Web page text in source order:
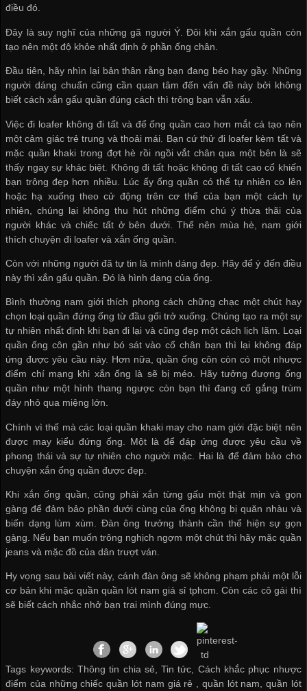
điều đó.
Đây là suy nghĩ của những gã người Ý. Đôi khi xắn gấu quần còn
tạo nên một độ khỏe nhất định ở phần ống chân.
Đầu tiên, hãy nhìn lại bản thân rằng bạn đang béo hay gầy. Những
người dáng chuẩn cũng cần quan tâm đến vấn đề này bởi không
biết cách xắn gấu quần đúng cách thì trông bạn vẫn xấu.
Việc đi loafer không đi tất và để ống quần cao hơn mắt cá tạo nên
một cảm giác trẻ trung và thoải mái. Bạn cứ thử đi loafer kèm tất và
mặc quần khaki trong đợt hè rồi ngồi vắt chân qua một bên là sẽ
thấy ngay sự khác biệt. Không đi tất hoặc không đi tất cao cổ khiến
bạn trông đẹp hơn nhiều. Lúc ấy ống quần có thể tự nhiên co lên
hoặc hạ xuống theo cử động trên cơ thể của bạn một cách tự
nhiên, chúng lại không thu hút những điểm chú ý thừa thãi của
người khác và chiếc tất ở bên dưới. Thế nên mùa hè, nam giới
thích chuyện đi loafer và xắn ống quần.
Còn với những người đã tự tin là mình dáng đẹp. Hãy để ý đến điều
này thì xắn gấu quần. Đó là hình dạng của ống.
Bình thường nam giới thích phong cách chững chạc một chút hay
chọn loại quần đứng ống từ đầu gối trở xuống. Chúng tạo ra một sự
tự nhiên nhất định khi bạn đi lại và cũng đẹp một cách lịch lãm. Loại
quần ống côn gần như bó sát vào cổ chân bạn thì lại không đáp
ứng được yêu cầu này. Hơn nữa, quần ống côn còn có một nhược
điểm chí mạng khi xắn ống là sẽ bị méo. Hãy tưởng đượng ống
quần như một hình thang ngược còn bạn thì đang cố gắng trùm
đáy nhỏ qua miệng lớn.
Chính vì thế mà các loại quần khaki may cho nam giới đặc biệt nên
được may kiểu đứng ống. Một là để đáp ứng được yêu cầu về
phong thái và sự tự nhiên cho người mặc. Hai là để đảm bảo cho
chuyện xắn ống quần được đẹp.
Khi xắn ống quần, cũng phải xắn từng gấu một thật mịn và gọn
gàng để đảm bảo phần dưới cùng của ống không bị quăn nhàu và
biến dạng lùm xùm. Đàn ông trưởng thành cần thể hiện sự gọn
gàng. Nếu bạn muốn trông nghịch ngợm một chút thì hãy mặc quần
jeans và mặc đồ của dân trượt ván.
Hy vọng sau bài viết này, cánh đàn ông sẽ không phạm phải một lỗi
cơ bản khi mặc quầnquần lót nam giá sỉ tphcm. Còn các cô gái thì
sẽ biết cách nhắc nhở bạn trai mình đúng mực.
Tags keywords: Thông tin chia sẻ, Tin tức, Cách khắc phục nhược
điểm của những chiếc quần lót nam giá rẻ , quần lót nam, quần lót